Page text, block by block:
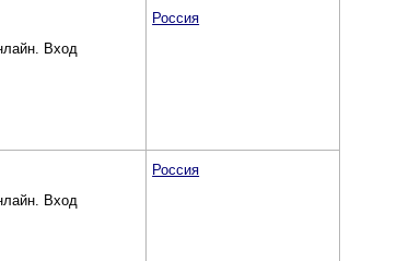
Вход
Россия
Вход
Россия